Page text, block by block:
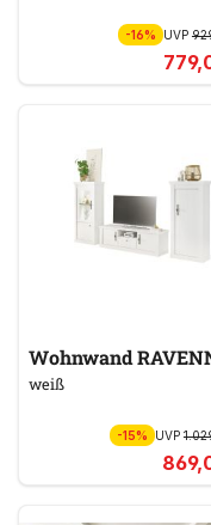
-16% UVP
Wohnwand
weiß
-15% UVP